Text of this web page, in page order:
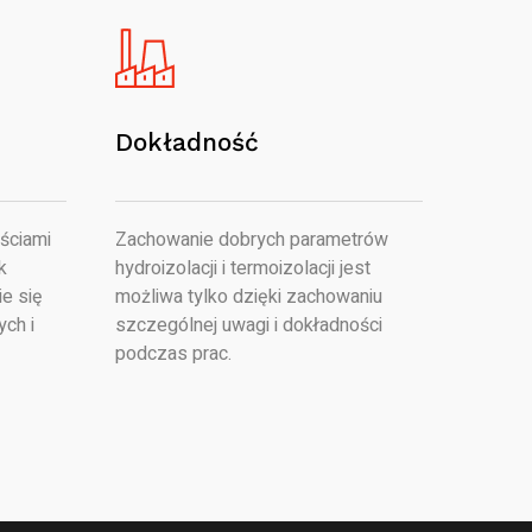
się
i
Dokładność
Zachowanie dobrych parametrów
hydroizolacji i termoizolacji jest
możliwa tylko dzięki zachowaniu
szczególnej uwagi i dokładności
podczas prac.